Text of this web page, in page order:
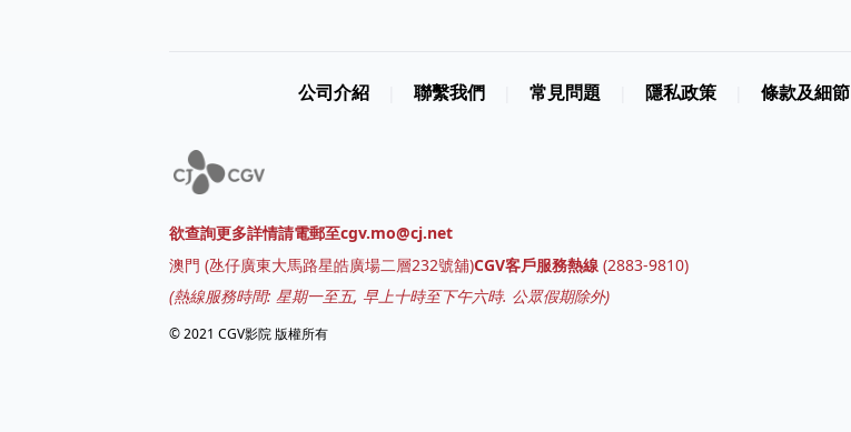
公司介紹 聯繫我們 常見問題 隱私政策 條款及細節
欲查詢更多詳情請電郵至cgv.mo@cj.net
澳門 (氹仔廣東大馬路星皓廣場二層232號舖)CGV客戶服務熱線 (2883-9810)
(熱線服務時間: 星期一至五, 早上十時至下午六時. 公眾假期除外)
© 2021 CGV影院 版權所有